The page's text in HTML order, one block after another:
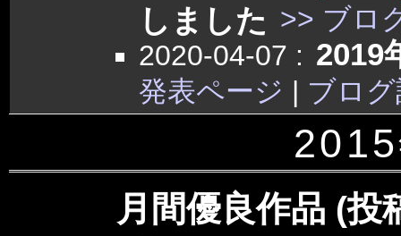
しました >> ブロ
2020-04-07 : 2019
発表ページ | ブロ
月間優良作品 (投